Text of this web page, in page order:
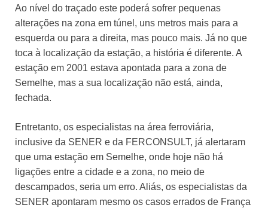
Ao nível do traçado este poderá sofrer pequenas
alterações na zona em túnel, uns metros mais para a
esquerda ou para a direita, mas pouco mais. Já no que
toca à localização da estação, a história é diferente. A
estação em 2001 estava apontada para a zona de
Semelhe, mas a sua localização não está, ainda,
fechada.
Entretanto, os especialistas na área ferroviária,
inclusive da SENER e da FERCONSULT, já alertaram
que uma estação em Semelhe, onde hoje não há
ligações entre a cidade e a zona, no meio de
descampados, seria um erro. Aliás, os especialistas da
SENER apontaram mesmo os casos errados de França